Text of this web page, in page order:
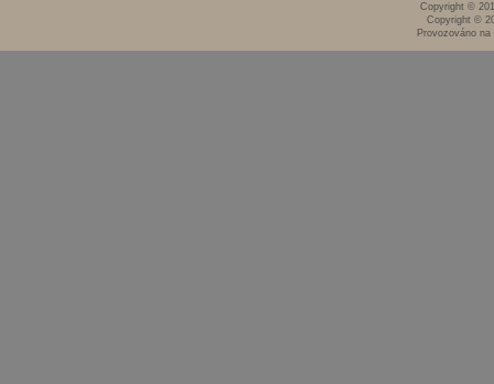
Copyright ©
Copyright ©
Provozováno